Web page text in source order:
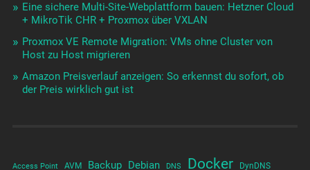
Eine sichere Multi-Site-Webplattform bauen: Hetzner Cloud
+ MikroTik CHR + Proxmox über VXLAN
Proxmox VE Remote Migration: VMs ohne Cluster von
Host zu Host migrieren
Amazon Preisverlauf anzeigen: So erkennst du sofort, ob
der Preis wirklich gut ist
Access Point AVM Backup Debian DNS Docker DynDNS